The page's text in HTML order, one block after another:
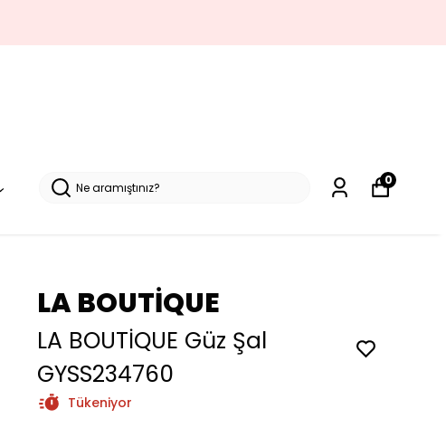
0
LA BOUTİQUE
LA BOUTİQUE Güz Şal
GYSS234760
Tükeniyor